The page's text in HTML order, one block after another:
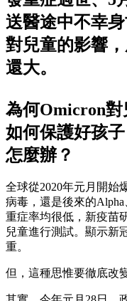
送醫途中不幸
對兒童的影響
還大。
為何Omicron
如何保護好孩
怎麼辦？
全球從2020年元月開始
病毒，還是後來的
重症率均很低，新疫苗
兒童進行測試。顯示新
重。
但，這種思惟要徹底改